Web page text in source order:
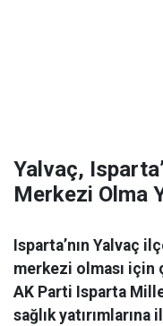
Yalvaç,
Merkezi Olma
Isparta’nın Yalvaç
merkezi olması için
AK Parti Isparta
sağlık